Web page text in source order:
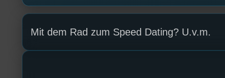
Mit dem Rad zum Speed Dating? U.v.m.